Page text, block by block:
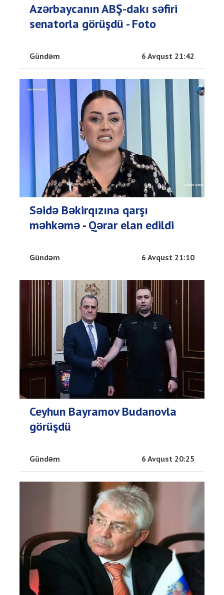
Azərbaycanın ABŞ-dakı səfiri
senatorla görüşdü - Foto
Gündəm 6 Avqust 21:42
Səidə Bəkirqızına qarşı
məhkəmə - Qərar elan edildi
Gündəm 6 Avqust 21:10
Ceyhun Bayramov Budanovla
görüşdü
Gündəm 6 Avqust 20:25